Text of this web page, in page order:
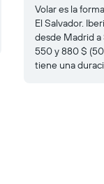
Volar es la
El Salvador.
desde Madrid
550 y 880 $
tiene una